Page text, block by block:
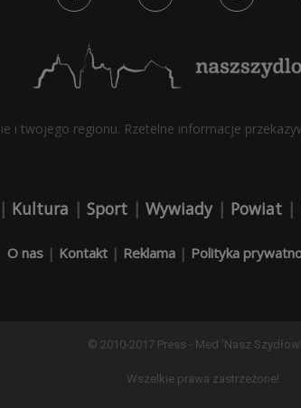
i twojego regionu. Rzetelne informacje
Kultura | Sport | Wywiady| Powiat |
O nas | Kontakt | Reklama | Polityka
© 2010-2017 Press - Med 'Nasz
Wszelkie prawa zastrzeżone!